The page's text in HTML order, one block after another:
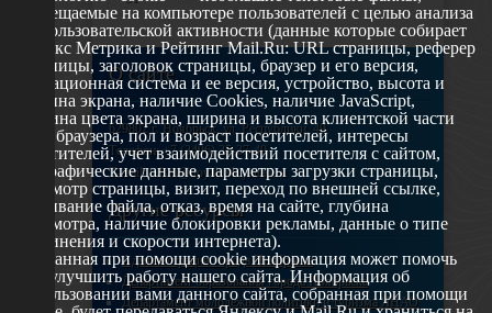
О сайте
629802 г. Ноябрьск, ул. Республики, 49
Телефон: +7 (3496) 35-37-49
E-mail: udsm@noyabrsk.yanao.ru
Другие ресурсы
Администрация города Ноябрьска
Департамент образования города Ноябрьска
Департамент молодежной политики и туризма ЯНАО
размещаемые на компьютере пользователей с целью анализа
их пользовательской активности (данные которые собирает
Яндекс Метрика и Рейтинг Mail.Ru: URL страницы, реферер
страницы, заголовок страницы, браузер и его версия,
операционная система и ее версия, устройство, высота и
ширина экрана, наличие Cookies, наличие JavaScript,
глубина цвета экрана, ширина и высота клиентской части
окна браузера, пол и возраст посетителей, интересы
посетителей, учет взаимодействий посетителя с сайтом,
географические данные, параметры загрузки страницы,
просмотр страницы, визит, переход по внешней ссылке,
cкачивание файла, отказ, время на сайте, глубина
просмотра, наличие блокировки рекламы, данные о типе
соединения и скорости интернета).
Собранная при помощи cookie информация может помочь
нам улучшить работу нашего сайта. Информация об
использовании вами данного сайта, собранная при помощи